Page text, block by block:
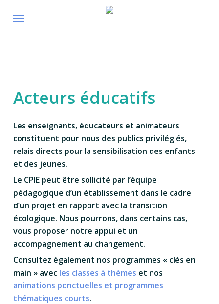
Acteurs éducatifs
Les enseignants, éducateurs et animateurs
constituent pour nous des publics privilégiés,
relais directs pour la sensibilisation des enfants
et des jeunes.
Le CPIE peut être sollicité par l’équipe
pédagogique d’un établissement dans le cadre
d’un projet en rapport avec la transition
écologique. Nous pourrons, dans certains cas,
vous proposer notre appui et un
accompagnement au changement.
Consultez également nos programmes « clés en
main » avec les classes à thèmes et nos
animations ponctuelles et programmes
thématiques courts.